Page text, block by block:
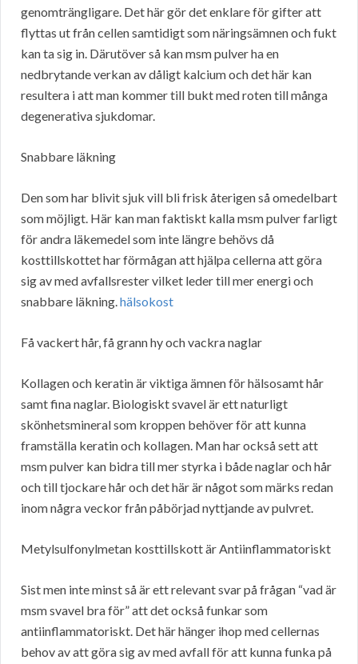
genomträngligare. Det här gör det enklare för gifter att
flyttas ut från cellen samtidigt som näringsämnen och fukt
kan ta sig in. Därutöver så kan msm pulver ha en
nedbrytande verkan av dåligt kalcium och det här kan
resultera i att man kommer till bukt med roten till många
degenerativa sjukdomar.
Snabbare läkning
Den som har blivit sjuk vill bli frisk återigen så omedelbart
som möjligt. Här kan man faktiskt kalla msm pulver farligt
för andra läkemedel som inte längre behövs då
kosttillskottet har förmågan att hjälpa cellerna att göra
sig av med avfallsrester vilket leder till mer energi och
snabbare läkning.hälsokost
Få vackert hår, få grann hy och vackra naglar
Kollagen och keratin är viktiga ämnen för hälsosamt hår
samt fina naglar. Biologiskt svavel är ett naturligt
skönhetsmineral som kroppen behöver för att kunna
framställa keratin och kollagen. Man har också sett att
msm pulver kan bidra till mer styrka i både naglar och hår
och till tjockare hår och det här är något som märks redan
inom några veckor från påbörjad nyttjande av pulvret.
Metylsulfonylmetan kosttillskott är Antiinflammatoriskt
Sist men inte minst så är ett relevant svar på frågan “vad är
msm svavel bra för” att det också funkar som
antiinflammatoriskt. Det här hänger ihop med cellernas
behov av att göra sig av med avfall för att kunna funka på